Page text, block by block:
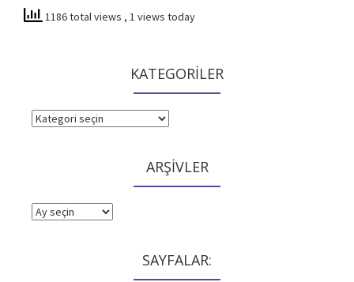
1186 total views , 1 views today
KATEGORİLER
KATEGORİLER
ARŞİVLER
ARŞİVLER
SAYFALAR: